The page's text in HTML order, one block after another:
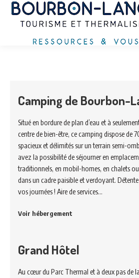
Camping de Bourbon-
Situé en bordure de plan d’eau et à
centre de bien-être, ce camping dispose de
spacieux et délimités sur un terrain semi-
avez la possibilité de séjourner en
traditionnels, en mobil-homes, en chalets
dans un cadre paisible et verdoyant.
vos journées ! Aire de services…
Voir hébergement
Grand Hôtel
Au cœur du Parc Thermal et à deux pas de